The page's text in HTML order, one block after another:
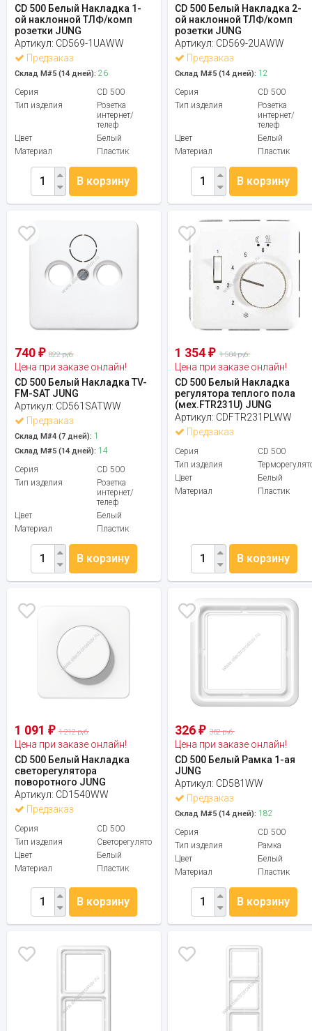
CD 500 Белый Накладка 1-
ой наклонной ТЛФ/комп
розетки JUNG
Артикул: CD569-1UAWW
Предзаказ
Склад М#5 (14 дней): 26
Серия
CD 500
Тип изделия
Розетка
интернет/
телеф
Цвет
Белый
Материал
Пластик
В корзину
CD 500 Белый Накладка 2-
ой наклонной ТЛФ/комп
розетки JUNG
Артикул: CD569-2UAWW
Предзаказ
Склад М#5 (14 дней): 12
Серия
CD 500
Тип изделия
Розетка
интернет/
телеф
Цвет
Белый
Материал
Пластик
В корзину
740 ₽ 822 руб.
Цена при заказе онлайн!
CD 500 Белый Накладка TV-
FM-SAT JUNG
Артикул: CD561SATWW
Предзаказ
Склад М#4 (7 дней): 1
Склад М#5 (14 дней): 14
Серия
CD 500
Тип изделия
Розетка
интернет/
телеф
Цвет
Белый
Материал
Пластик
В корзину
1 354₽ 1 504 руб.
Цена при заказе онлайн!
CD 500 Белый Накладка
регулятора теплого пола
(мех.FTR231U) JUNG
Артикул: CDFTR231PLWW
Предзаказ
Серия
CD 500
Тип изделия
Цвет
Белый
Материал
Пластик
В корзину
1 091 ₽ 1 212 руб.
Цена при заказе онлайн!
CD 500 Белый Накладка
светорегулятора
поворотного JUNG
Артикул: CD1540WW
Предзаказ
Серия
CD 500
Тип изделия
Светорегулятор
Цвет
Белый
Материал
Пластик
В корзину
326₽ 362 руб.
Цена при заказе онлайн!
CD 500 Белый Рамка 1-ая
JUNG
Артикул: CD581WW
Предзаказ
Склад М#5 (14 дней): 182
Серия
CD 500
Тип изделия
Рамка
Цвет
Белый
Материал
Пластик
В корзину